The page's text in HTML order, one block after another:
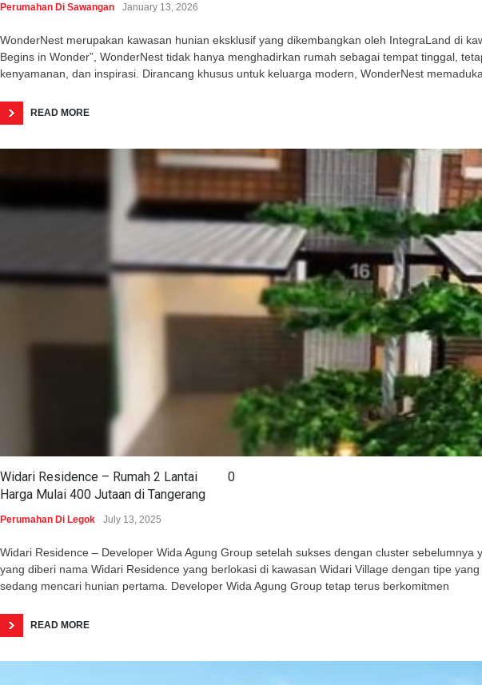
Perumahan Di Sawangan January 13, 2026
WonderNest merupakan kawasan hunian eksklusif yang dikembangkan oleh IntegraLand di
Begins in Wonder”, WonderNest tidak hanya menghadirkan rumah sebagai tempat tinggal,
kenyamanan, dan inspirasi. Dirancang khusus untuk keluarga modern, WonderNest
READ MORE
Widari Residence – Rumah 2 Lantai
Harga Mulai 400 Jutaan di Tangerang
0
Perumahan Di Legok July 13, 2025
Widari Residence – Developer Wida Agung Group setelah sukses dengan cluster
yang diberi nama Widari Residence yang berlokasi di kawasan Widari Village dengan tipe
sedang mencari hunian pertama. Developer Wida Agung Group tetap terus berkomitmen
READ MORE